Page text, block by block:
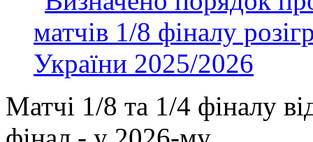
Матчі 1/8 та 1/4 фіналу